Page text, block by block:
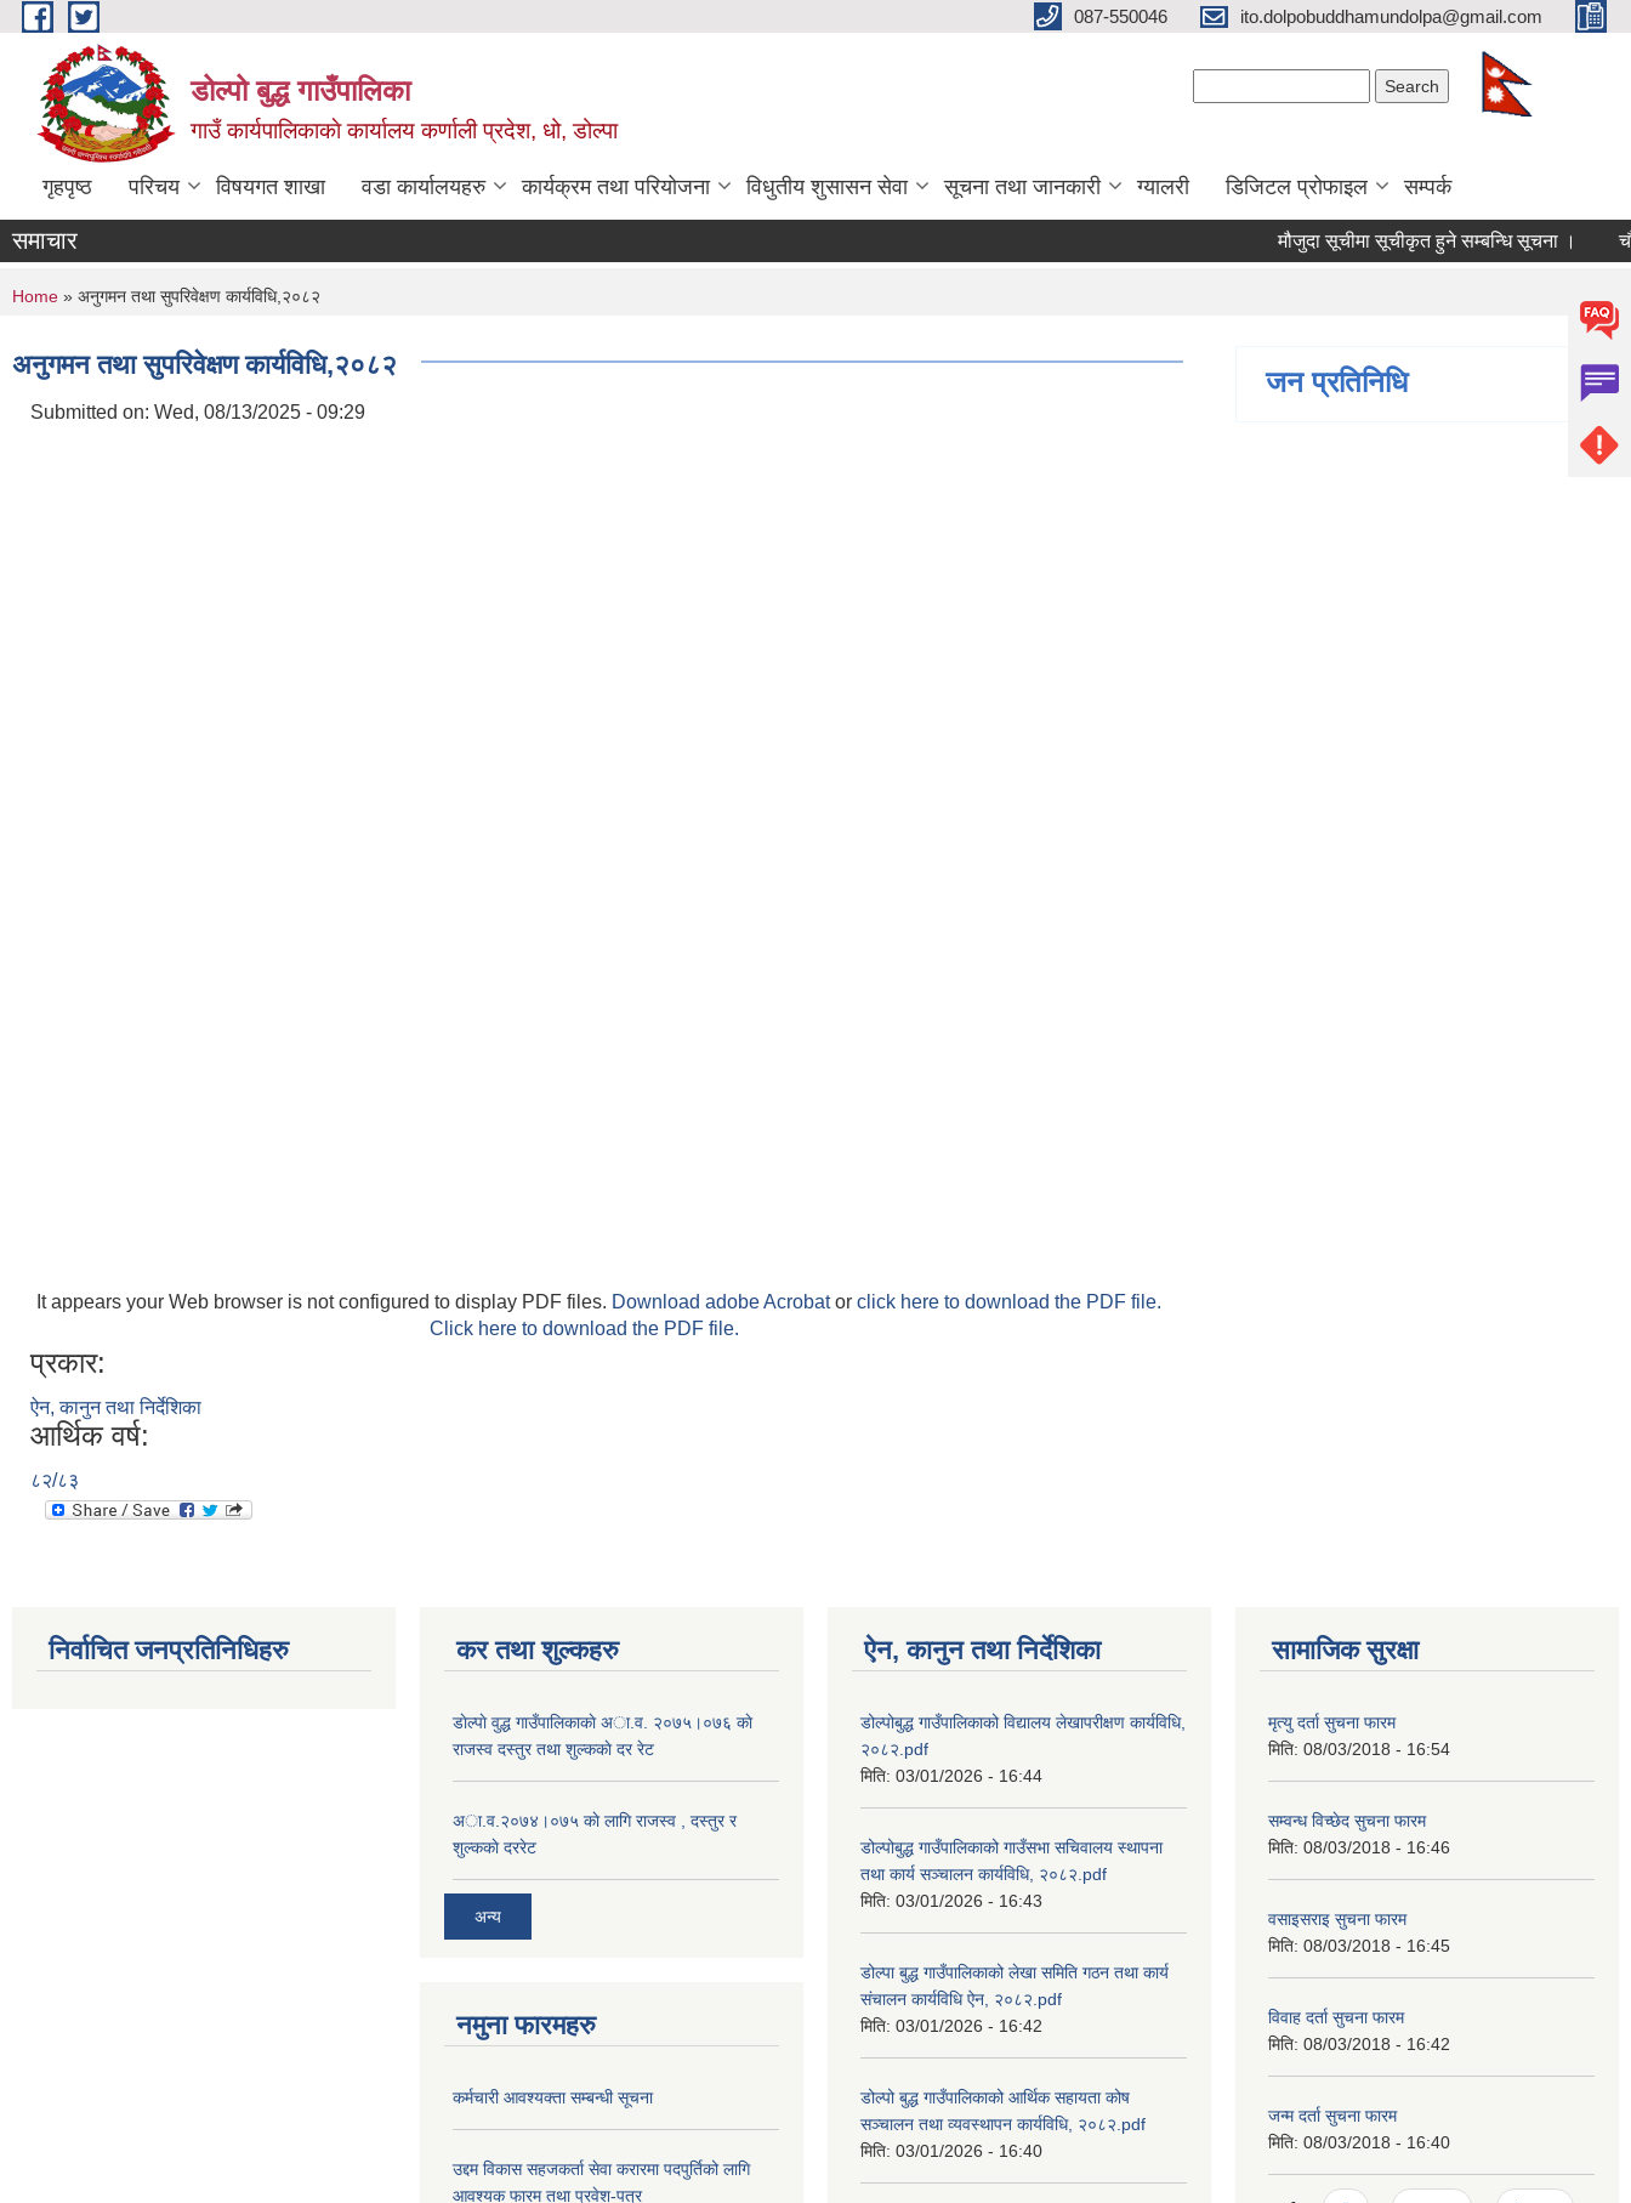
Skip to main content 087-550046 ito.dolpobuddhamundolpa@gmail.com
डोल्पो बुद्ध गाउँपालिका
गाउँ कार्यपालिकाकाे कार्यालय कर्णाली प्रदेश, धो, डोल्पा
गृहपृष्ठ परिचय विषयगत शाखा वडा कार्यालयहरु कार्यक्रम तथा परियोजना विधुतीय शुसासन सेवा सूचना तथा जानकारी ग्यालरी डिजिटल प्रोफाइल सम्पर्क
समाचार मौजुदा सूचीमा सूचीकृत हुने सम्बन्धि सूचना । चौथो
You are here
Home » अनुगमन तथा सुपरिवेक्षण कार्यविधि,२०८२
अनुगमन तथा सुपरिवेक्षण कार्यविधि,२०८२
Submitted on: Wed, 08/13/2025 - 09:29
It appears your Web browser is not configured to display PDF files. Download adobe Acrobator click here to download the PDF file.
Click here to download the PDF file.
प्रकार:
ऐन, कानुन तथा निर्देशिका
आर्थिक वर्ष:
८२/८३
जन प्रतिनिधि
निर्वाचित जनप्रतिनिधिहरु कर तथा शुल्कहरु
डाेल्पाे वुद्ध गाउँपालिकाकाे अा.व. २०७५।०७६ काे
राजस्व दस्तुर तथा शुल्ककाे दर रेट
अा.व.२०७४।०७५ काे लागि राजस्व , दस्तुर र
शुल्ककाे दररेट
अन्य
नमुना फारमहरु
कर्मचारी आवश्यक्ता सम्बन्धी सूचना
उद्दम विकास सहजकर्ता सेवा करारमा पदपुर्तिको लागि
आवश्यक फारम तथा प्रवेश-पत्र
ऐन, कानुन तथा निर्देशिका
डोल्पोबुद्ध गाउँपालिकाको विद्यालय लेखापरीक्षण कार्यविधि,
२०८२.pdf
मिति: 03/01/2026 - 16:44
डोल्पोबुद्ध गाउँपालिकाको गाउँसभा सचिवालय स्थापना
तथा कार्य सञ्चालन कार्यविधि, २०८२.pdf
मिति: 03/01/2026 - 16:43
डोल्पा बुद्ध गाउँपालिकाको लेखा समिति गठन तथा कार्य
संचालन कार्यविधि ऐन, २०८२.pdf
मिति: 03/01/2026 - 16:42
डोल्पो बुद्ध गाउँपालिकाको आर्थिक सहायता कोष
सञ्चालन तथा व्यवस्थापन कार्यविधि, २०८२.pdf
मिति: 03/01/2026 - 16:40
सामाजिक सुरक्षा
मृत्यु दर्ता सुचना फारम
मिति: 08/03/2018 - 16:54
सम्वन्ध विच्छेद सुचना फारम
मिति: 08/03/2018 - 16:46
वसाइसराइ सुचना फारम
मिति: 08/03/2018 - 16:45
विवाह दर्ता सुचना फारम
मिति: 08/03/2018 - 16:42
जन्म दर्ता सुचना फारम
मिति: 08/03/2018 - 16:40